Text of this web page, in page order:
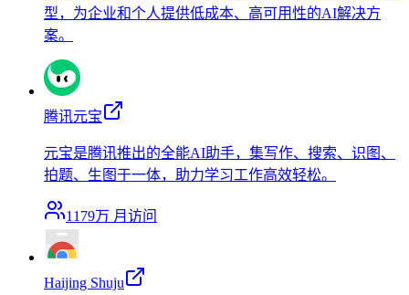
型，为企业和个人提供低成本、高可用性的AI解决方
案。
腾讯元宝
元宝是腾讯推出的全能AI助手，集写作、搜索、识图、
拍题、生图于一体，助力学习工作高效轻松。
1179万 月访问
Haijing Shuju